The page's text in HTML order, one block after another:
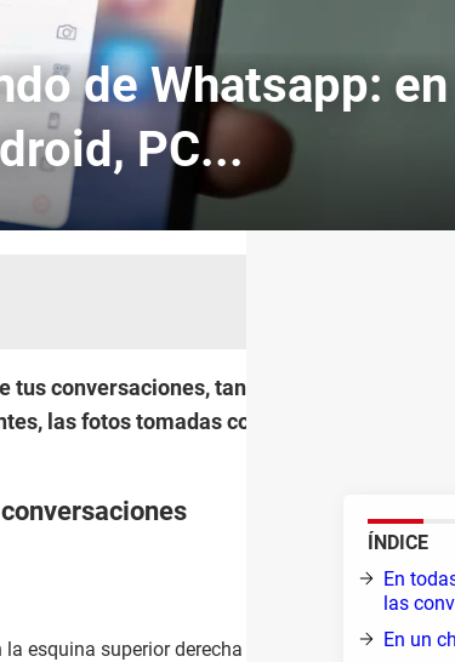
de Whatsapp: en
PC...
conversaciones, tanto de manera general,
las fotos tomadas con tu móvil y otras
ÍNDICE
En
las
En un
esquina superior derecha de la